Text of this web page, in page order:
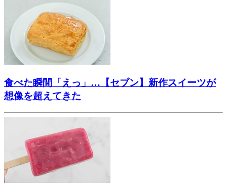
食べた瞬間「えっ」…【セブン】新作スイーツが
想像を超えてきた